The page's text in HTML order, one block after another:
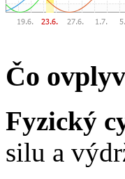
Čo
Fyzický
silu a